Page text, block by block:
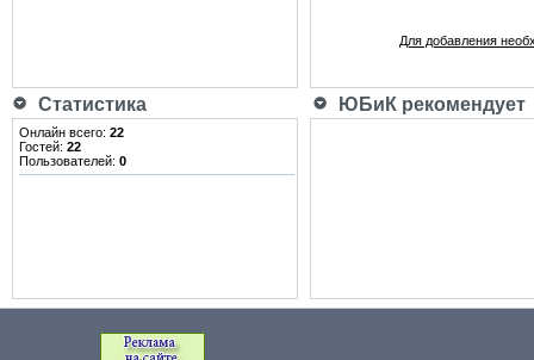
Для добавления
Статистика ЮБиК рекомендует
Онлайн всего: 22
Гостей: 22
Пользователей: 0